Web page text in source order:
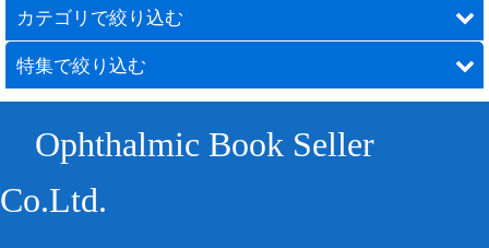
カテゴリで絞り込む
眼科関連書籍
年間購読雑誌
特集で絞り込む
Ophthalmic Book Seller
Co.Ltd.